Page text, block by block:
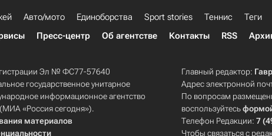
Авто/мото Единоборства Sport stories Теннис Теги
Пресс-центр Об агентстве Контакты RSS
Эл № ФС77-57640
государственное унитарное
информационное агентство
(МИА «Россия сегодня»).
материалов
Главный редактор:
Адрес электронной
По вопросам
воспользуйтесь
Телефон Редакции:7
Чтобы связаться с